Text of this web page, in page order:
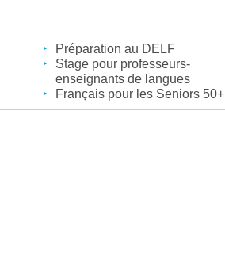
Préparation au DELF
Stage pour professeurs-
enseignants de langues
Français pour les Seniors 50+